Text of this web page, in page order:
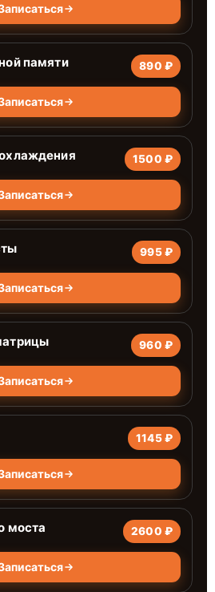
памяти 890 ₽
1500 ₽
995 ₽
960 ₽
1145 ₽
моста 2600 ₽